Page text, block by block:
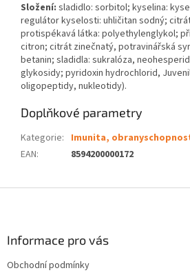
Složení: sladidlo: sorbitol; kyselina:
regulátor kyselosti: uhličitan sodný;
protispékavá látka: polyethylenglykol;
citron; citrát zinečnatý, potravinářská
betanin; sladidla: sukralóza,
glykosidy; pyridoxin hydrochlorid,
oligopeptidy, nukleotidy).
Doplňkové parametry
Kategorie: Imunita,
EAN: 8594200000172
Informace pro vás
Obchodní podmínky